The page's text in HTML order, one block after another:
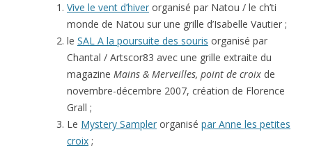
Vive le vent d’hiver organisé par Natou / le ch’ti
monde de Natou sur une grille d’Isabelle Vautier ;
le SAL A la poursuite des souris organisé par
Chantal / Artscor83 avec une grille extraite du
magazine Mains & Merveilles, point de croix de
novembre-décembre 2007, création de Florence
Grall ;
Le Mystery Sampler organisé par Anne les petites
croix ;